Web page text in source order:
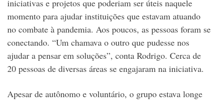
iniciativas e projetos que poderiam ser úteis naquele
momento para ajudar instituições que estavam atuando
no combate à pandemia. Aos poucos, as pessoas foram se
conectando. “Um chamava o outro que pudesse nos
ajudar a pensar em soluções”, conta Rodrigo. Cerca de
20 pessoas de diversas áreas se engajaram na iniciativa.
Apesar de autônomo e voluntário, o grupo estava longe